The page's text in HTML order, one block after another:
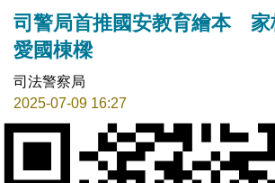
司警局首推國安教育繪本 家
愛國棟樑
司法警察局
2025-07-09 16:27